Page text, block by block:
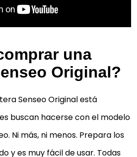
una
Original?
Senseo Originalestá
buscan hacerse con el modelo
Ni más, ni menos. Prepara los
y es muy fácil de usar. Todas